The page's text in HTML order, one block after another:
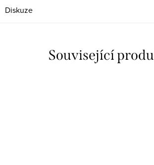
Diskuze
Související